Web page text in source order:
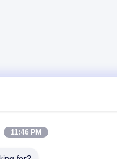
11:46 PM